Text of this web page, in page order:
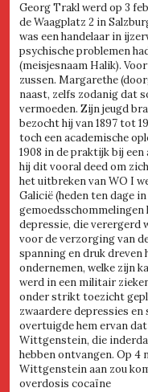
Georg Trakl werd op 3
de Waagplatz 2 in
was een handelaar in
psychische problemen
(meisjesnaam Halik).
zussen. Margarethe
naast, zelfs zodanig dat
vermoeden. Zijn jeugd
bezocht hij van 1897 tot
toch een academische
1908 in de praktijk bij
hij dit vooral deed om
het uitbreken van WO I
Galicië (heden ten dage
depressie, die verergerd
voor de verzorging van
spanning en druk dreven
ondernemen, welke zijn
werd in een militair
onder strikt toezicht
zwaardere depressies
overtuigde hem ervan
Wittgenstein, die
hebben ontvangen. Op 4
Wittgenstein aan zou
overdosis cocaïne